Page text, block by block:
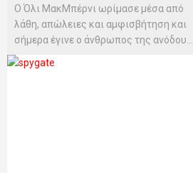
Ο Όλι ΜακΜπέρνι ωρίμασε μέσα από
λάθη, απώλειες και αμφισβήτηση και
σήμερα έγινε ο άνθρωπος της ανόδου...